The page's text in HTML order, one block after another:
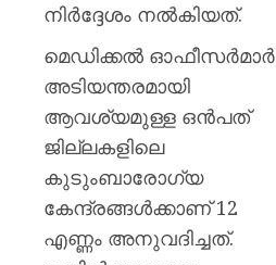
നിർദ്ദേശം നൽകിയത്.
മെഡിക്കൽ ഓഫീസർമാർ
അടിയന്തരമായി
ആവശ്യമുള്ള ഒൻപത്
ജില്ലകളിലെ
കുടുംബാരോഗ്യ
കേന്ദ്രങ്ങൾക്കാണ് 12
എണ്ണം അനുവദിച്ചത്.